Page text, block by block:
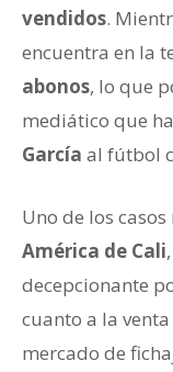
vendidos.
encuentra en la
abonos, lo que
mediático que
García al fútbol
Uno de los
América de Cali
decepcionante
cuanto a la
mercado de